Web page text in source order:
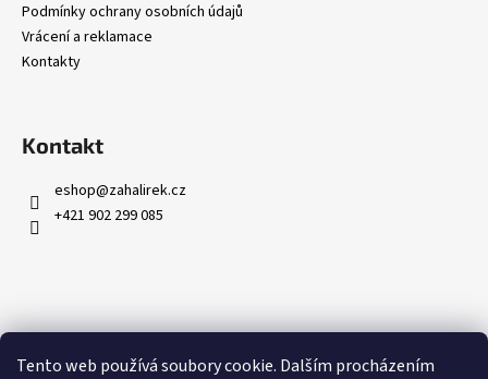
Tento web používá soubory cookie. Dalším procházením
Podmínky ochrany osobních údajů
Vrácení a reklamace
Kontakty
Kontakt
eshop@zahalirek.cz
+421 902 299 085
Přijímáme online platby